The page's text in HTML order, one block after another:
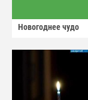
Новогоднее чудо